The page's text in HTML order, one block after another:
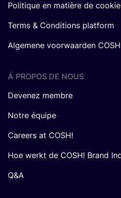
Politique en matière de
Terms & Conditions platform
Algemene voorwaarden
Á PROPOS DE NOUS
Devenez membre
Notre équipe
Careers at COSH!
Hoe werkt de COSH! Brand
Q&A